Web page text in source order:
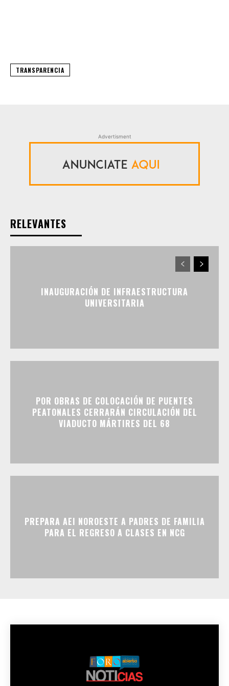
TRANSPARENCIA
Advertisment
RELEVANTES
INAUGURACIÓN DE INFRAESTRUCTURA
UNIVERSITARIA
POR OBRAS DE COLOCACIÓN DE PUENTES
PEATONALES CERRARÁN CIRCULACIÓN DEL
VIADUCTO MÁRTIRES DEL 68
PREPARA AEI NOROESTE A PADRES DE FAMILIA
PARA EL REGRESO A CLASES EN NCG